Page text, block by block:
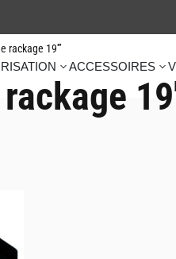
ACCESSOIRES
rackage 19'”